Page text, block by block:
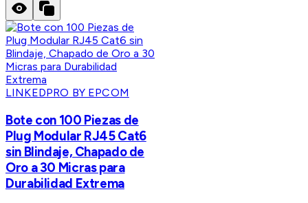
LINKEDPRO BY EPCOM
Bote con 100 Piezas de
Plug Modular RJ45 Cat6
sin Blindaje, Chapado de
Oro a 30 Micras para
Durabilidad Extrema